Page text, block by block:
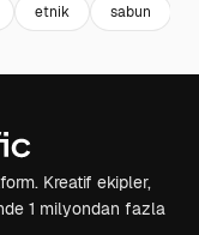
etnik sabun
Kreatif ekipler,
1 milyondan fazla